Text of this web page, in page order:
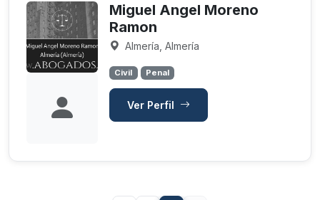
Miguel Angel Moreno
Ramon
Almería, Almería
Civil Penal
Ver Perfil